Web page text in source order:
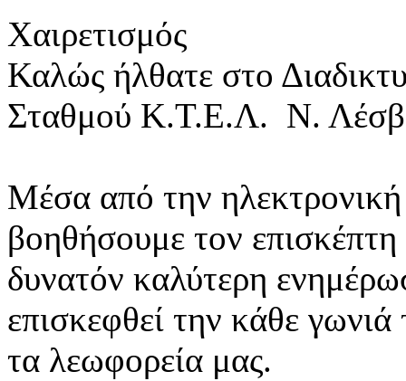
Χαιρετισμός
Καλώς ήλθατε στο
Σταθμού Κ.Τ.Ε.Λ. Ν.
Μέσα από την ηλεκτρονική
βοηθήσουμε τον
δυνατόν καλύτερη
επισκεφθεί την κάθε
τα λεωφορεία μας.